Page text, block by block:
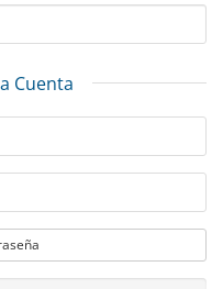
Cuenta